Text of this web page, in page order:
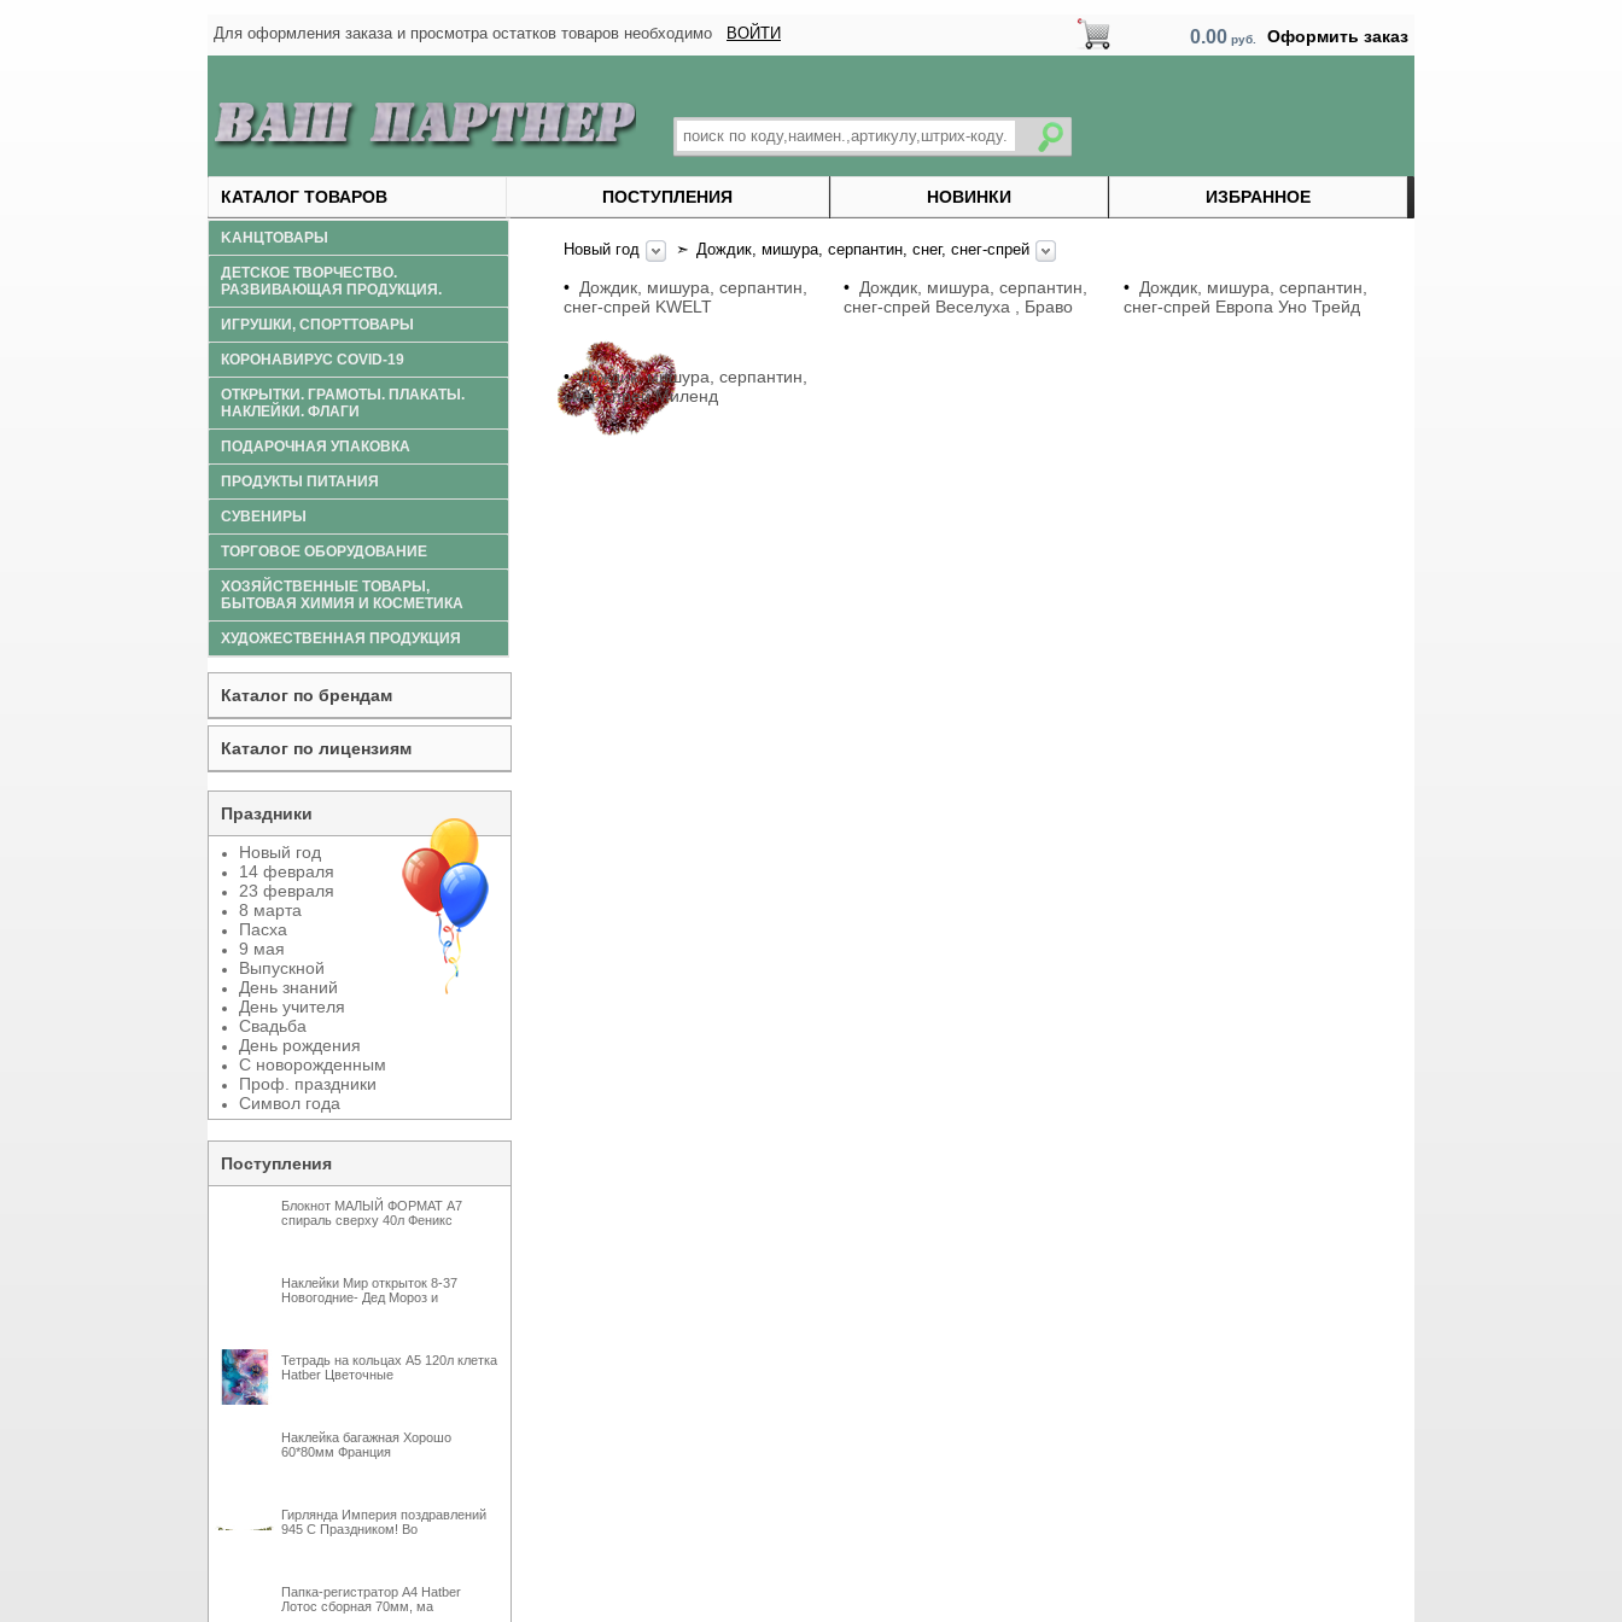
Для оформления заказа и просмотра остатков товаров необходимо ВОЙТИ Оформить заказ
0.00 руб.
КАТАЛОГ ТОВАРОВ ПОСТУПЛЕНИЯ НОВИНКИ ИЗБРАННОЕ
Новый год ➣ Дождик, мишура, серпантин, снег, снег-спрей
• Дождик, мишура, серпантин,
снег-спрей KWELT
• Дождик, мишура, серпантин,
снег-спрей Веселуха , Браво
• Дождик, мишура, серпантин,
снег-спрей Европа Уно Трейд
•Дождик, мишура, серпантин,
снег-спрей Миленд
KАНЦТОВАРЫ
ДЕТСКОЕ ТВОРЧЕСТВО.
РАЗВИВАЮЩАЯ ПРОДУКЦИЯ.
ИГРУШКИ, СПОРТТОВАРЫ
КОРОНАВИРУС COVID-19
ОТКРЫТКИ. ГРАМОТЫ. ПЛАКАТЫ.
НАКЛЕЙКИ. ФЛАГИ
ПОДАРОЧНАЯ УПАКОВКА
ПРОДУКТЫ ПИТАНИЯ
СУВЕНИРЫ
ТОРГОВОЕ ОБОРУДОВАНИЕ
ХОЗЯЙСТВЕННЫЕ ТОВАРЫ,
БЫТОВАЯ ХИМИЯ И КОСМЕТИКА
ХУДОЖЕСТВЕННАЯ ПРОДУКЦИЯ
Каталог по брендам
Каталог по лицензиям
Праздники
Новый год
14 февраля
23 февраля
8 марта
Пасха
9 мая
Выпускной
День знаний
День учителя
Свадьба
День рождения
С новорожденным
Проф. праздники
Символ года
Поступления
Блокнот МАЛЫЙ ФОРМАТ А7
спираль сверху 40л Феникс
Наклейки Мир открыток 8-37
Новогодние- Дед Мороз и
Тетрадь на кольцах А5 120л клетка
Hatber Цветочные
Наклейка багажная Хорошо
60*80мм Франция
Гирлянда Империя поздравлений
945 С Праздником! Во
Папка-регистратор А4 Hatber
Лотос сборная 70мм, ма